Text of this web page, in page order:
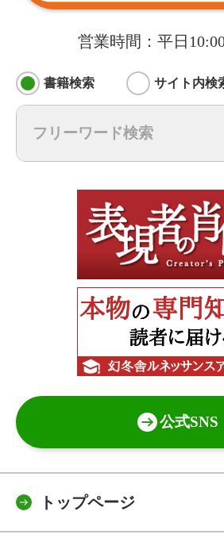
営業時間：平日
書籍検索 サイト内検
公式SNS
トップページ